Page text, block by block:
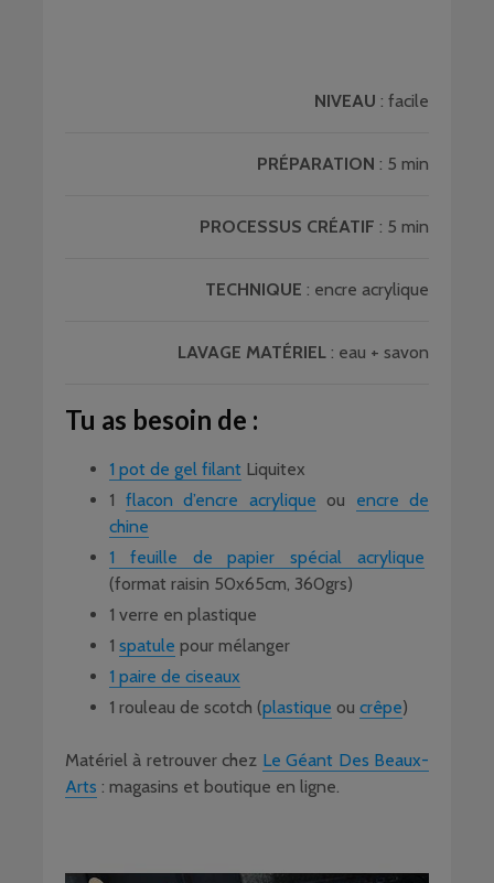
NIVEAU : facile
PRÉPARATION : 5 min
PROCESSUS CRÉATIF : 5 min
TECHNIQUE : encre acrylique
LAVAGE MATÉRIEL : eau + savon
Tu as besoin de :
1 pot de gel filant Liquitex
1 flacon d’encre acrylique ou encre de
chine
1 feuille de papier spécial acrylique
(format raisin 50x65cm, 360grs)
1 verre en plastique
1 spatule pour mélanger
1 paire de ciseaux
1 rouleau de scotch (plastique ou crêpe)
Matériel à retrouver chez Le Géant Des Beaux-
Arts : magasins et boutique en ligne.